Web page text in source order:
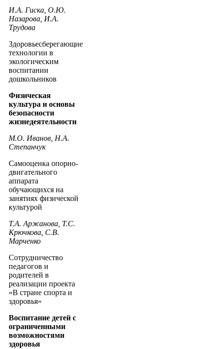
И.А. Гиска, О.Ю.
Назарова, И.А.
Трудова
Здоровьесберегающие
технологии в
экологическим
воспитании
дошкольников
Физическая
культура и основы
безопасности
жизнедеятельности
М.О. Иванов, Н.А.
Степанчук
Самооценка опорно-
двигательного
аппарата
обучающихся на
занятиях физической
культурой
Т.А. Аржанова, Т.С.
Крючкова, С.В.
Марченко
Сотрудничество
педагогов и
родителей в
реализации проекта
«В стране спорта и
здоровья»
Воспитание детей с
ограниченными
возможностями
здоровья